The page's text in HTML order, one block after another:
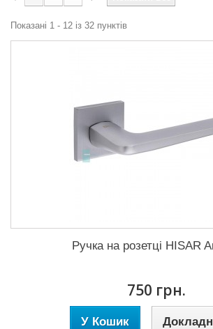
Показані 1 - 12 із 32 пунктів
Ручка на розетці HISAR
750 грн.
У Кошик